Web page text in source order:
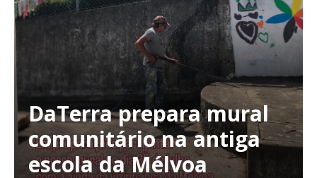
Planos de Assinatura
Faça-se assinante do Região de Cister e ajude-nos a manter este serviço
DaTerra prepara mural
comunitário na antiga
escola da Mélvoa